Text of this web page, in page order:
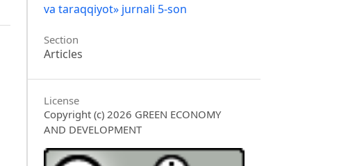
va taraqqiyot» jurnali 5-son
Section
Articles
License
Copyright (c) 2026 GREEN ECONOMY
AND DEVELOPMENT